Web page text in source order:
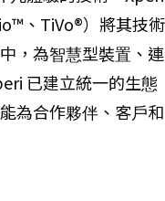
、TiVo®）將其技術
，為智慧型裝置、連
已建立統一的生態
為合作夥伴、客戶和